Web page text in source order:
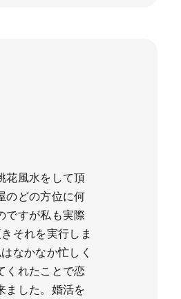
花風水をして頂
のどの方位に何
ですが私も実際
それを実行しま
なかなか忙しく
くれたことで恋
ました。婚活を